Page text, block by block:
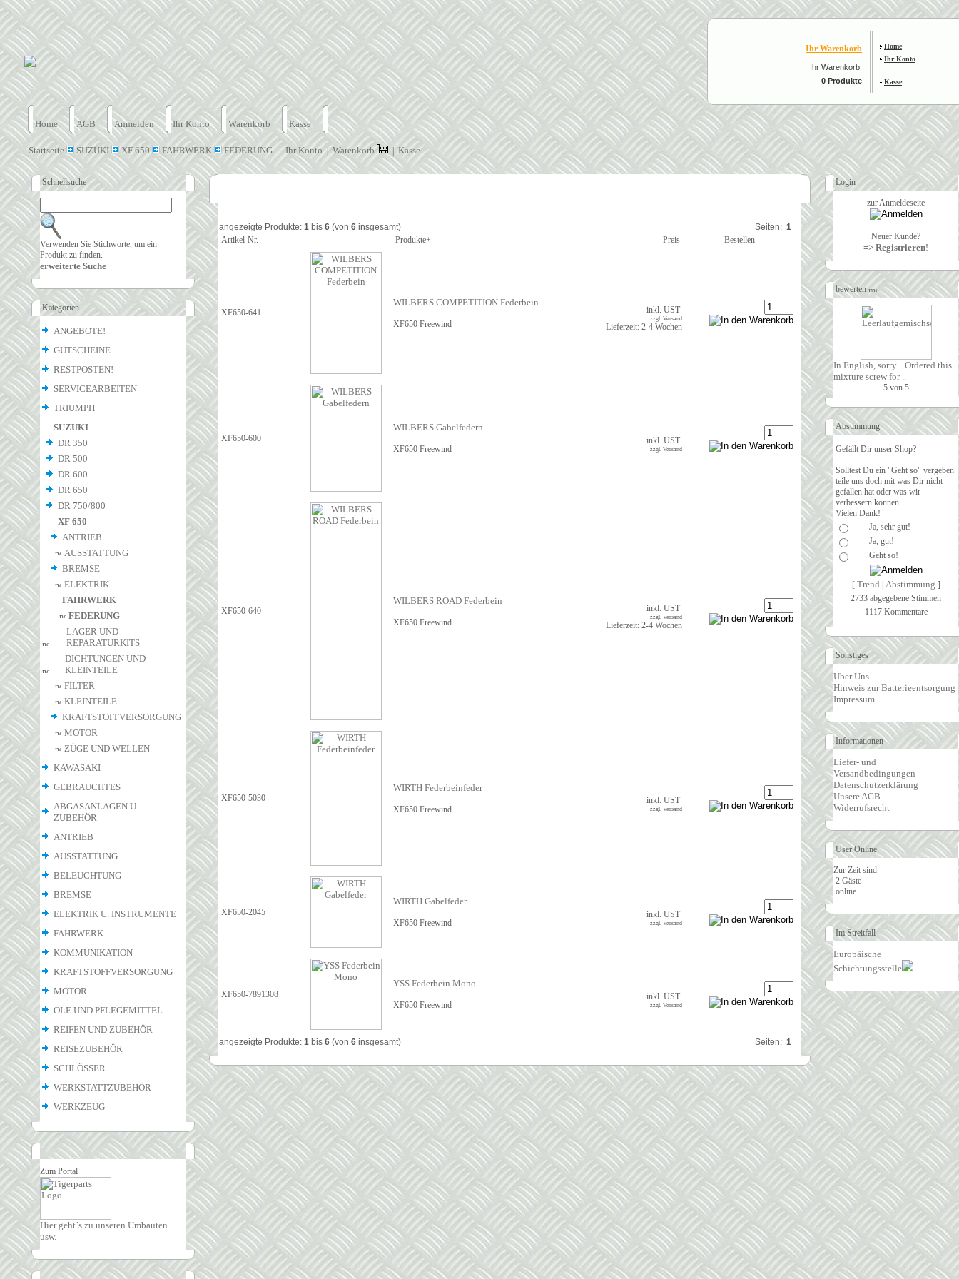
Ihr Warenkorb
Ihr Warenkorb:
0 Produkte
Home
Ihr Konto
Kasse
Home AGB Anmelden Ihr Konto Warenkorb Kasse
Startseite SUZUKI XF 650 FAHRWERK FEDERUNG Ihr Konto|Warenkorb Kasse
Schnellsuche
Verwenden Sie Stichworte, um ein
Produkt zu finden.
erweiterte Suche
Kategorien
ANGEBOTE!
GUTSCHEINE
RESTPOSTEN!
SERVICEARBEITEN
TRIUMPH
SUZUKI
DR 350
DR 500
DR 600
DR 650
DR 750/800
XF 650
ANTRIEB
AUSSTATTUNG
BREMSE
ELEKTRIK
FAHRWERK
FEDERUNG
LAGER UND
REPARATURKITS
DICHTUNGEN UND
KLEINTEILE
FILTER
KLEINTEILE
KRAFTSTOFFVERSORGUNG
MOTOR
ZÜGE UND WELLEN
KAWASAKI
GEBRAUCHTES
ABGASANLAGEN U.
ZUBEHÖR
ANTRIEB
AUSSTATTUNG
BELEUCHTUNG
BREMSE
ELEKTRIK U. INSTRUMENTE
FAHRWERK
KOMMUNIKATION
KRAFTSTOFFVERSORGUNG
MOTOR
ÖLE UND PFLEGEMITTEL
REIFEN UND ZUBEHÖR
REISEZUBEHÖR
SCHLÖSSER
WERKSTATTZUBEHÖR
WERKZEUG
Zum Portal
Hier geht´s zu unseren Umbauten
usw.
angezeigte Produkte: 1 bis 6 (von 6 insgesamt) Seiten: 1
Artikel-Nr.
Produkte+ Preis Bestellen
XF650-641
WILBERS COMPETITION Federbein
XF650 Freewind
inkl. UST
zzgl. Versand
Lieferzeit: 2-4 Wochen
XF650-600
WILBERS Gabelfedern
XF650 Freewind
inkl. UST
zzgl. Versand
XF650-640
WILBERS ROAD Federbein
XF650 Freewind
inkl. UST
zzgl. Versand
Lieferzeit: 2-4 Wochen
XF650-5030
WIRTH Federbeinfeder
XF650 Freewind
inkl. UST
zzgl. Versand
XF650-2045
WIRTH Gabelfeder
XF650 Freewind
inkl. UST
zzgl. Versand
XF650-7891308
YSS Federbein Mono
XF650 Freewind
inkl. UST
zzgl. Versand
angezeigte Produkte: 1 bis 6 (von 6 insgesamt) Seiten: 1
Login
zur Anmeldeseite
Neuer Kunde?
=> Registrieren!
bewerten
In English, sorry... Ordered this
mixture screw for ..
Abstimmung
Gefällt Dir unser Shop?
Solltest Du ein "Geht so" vergeben
teile uns doch mit was Dir nicht
gefallen hat oder was wir
verbessern können.
Vielen Dank!
Ja, sehr gut!
Ja, gut!
Geht so!
[ Trend Abstimmung ]
2733 abgegebene Stimmen
1117 Kommentare
Sonstiges
Über Uns
Hinweis zur Batterieentsorgung
Impressum
Informationen
Liefer- und
Versandbedingungen
Datenschutzerklärung
Unsere AGB
Widerrufsrecht
User Online
Zur Zeit sind
2 Gäste
online.
Im Streitfall
Europäische
Schichtungsstelle